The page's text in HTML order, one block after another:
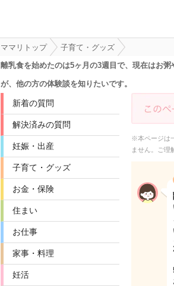
ママリトップ
子育て・グッズ
離乳食を始めたのは5ヶ月の3週目で、現在はお
が、他の方の体験談を知りたいです。
新着の質問
解決済みの質問
妊娠・出産
子育て・グッズ
お金・保険
住まい
お仕事
家事・料理
妊活
※本ページは
ません。ご理